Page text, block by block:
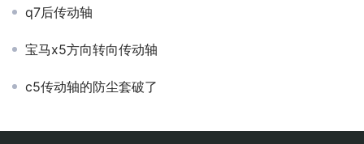
q7后传动轴
宝马x5方向转向传动轴
c5传动轴的防尘套破了